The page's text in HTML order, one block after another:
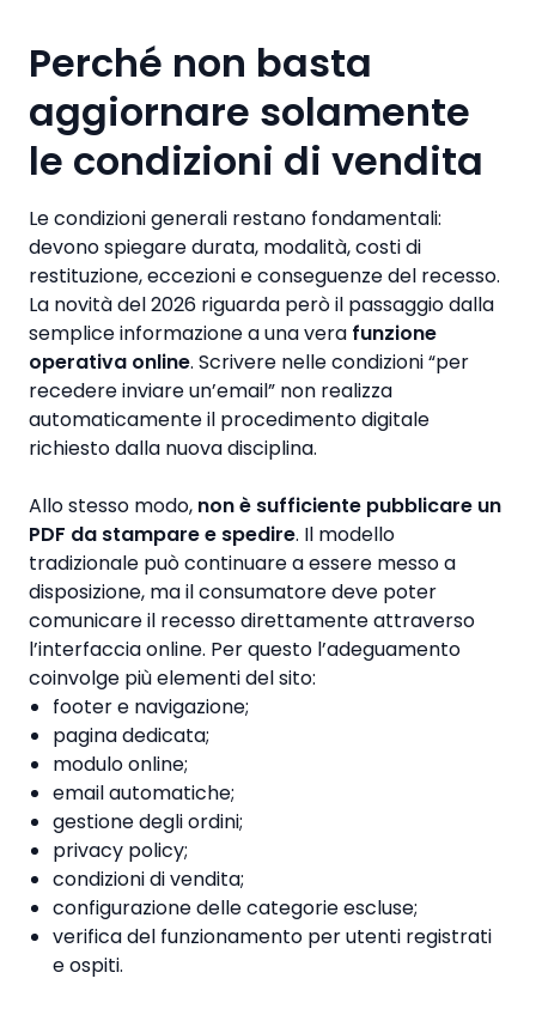
Perché non basta
aggiornare solamente
le condizioni di vendita
Le condizioni generali restano fondamentali:
devono spiegare durata, modalità, costi di
restituzione, eccezioni e conseguenze del recesso.
La novità del 2026 riguarda però il passaggio dalla
semplice informazione a una vera funzione
operativa online. Scrivere nelle condizioni “per
recedere inviare un’email” non realizza
automaticamente il procedimento digitale
richiesto dalla nuova disciplina.
Allo stesso modo, non è sufficiente pubblicare un
PDF da stampare e spedire. Il modello
tradizionale può continuare a essere messo a
disposizione, ma il consumatore deve poter
comunicare il recesso direttamente attraverso
l’interfaccia online. Per questo l’adeguamento
coinvolge più elementi del sito:
footer e navigazione;
pagina dedicata;
modulo online;
email automatiche;
gestione degli ordini;
privacy policy;
condizioni di vendita;
configurazione delle categorie escluse;
verifica del funzionamento per utenti registrati
e ospiti.